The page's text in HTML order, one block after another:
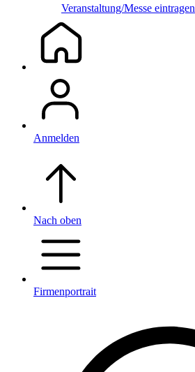
Veranstaltung/Messe eintragen
Anmelden
Nach oben
Firmenportrait